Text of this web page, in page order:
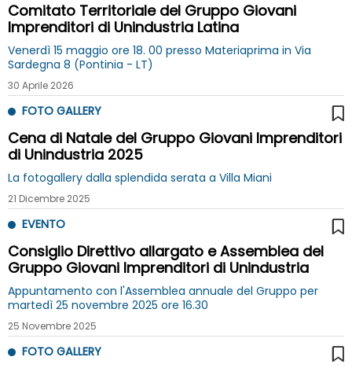
Comitato Territoriale del Gruppo Giovani
Imprenditori di Unindustria Latina
Venerdì 15 maggio ore 18. 00 presso Materiaprima in Via
Sardegna 8 (Pontinia - LT)
30 Aprile 2026
FOTO GALLERY
Cena di Natale del Gruppo Giovani Imprenditori
di Unindustria 2025
La fotogallery dalla splendida serata a Villa Miani
21 Dicembre 2025
EVENTO
Consiglio Direttivo allargato e Assemblea del
Gruppo Giovani Imprenditori di Unindustria
Appuntamento con l'Assemblea annuale del Gruppo per
martedì 25 novembre 2025 ore 16.30
25 Novembre 2025
FOTO GALLERY